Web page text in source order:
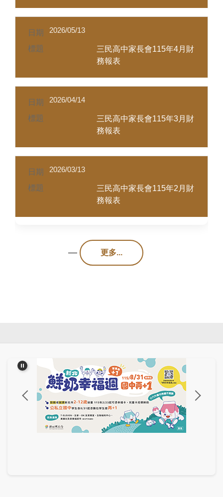
2026/05/13
三民高中家長會115年4月財
務報表
2026/04/14
三民高中家長會115年3月財
務報表
2026/03/13
三民高中家長會115年2月財
務報表
更多...